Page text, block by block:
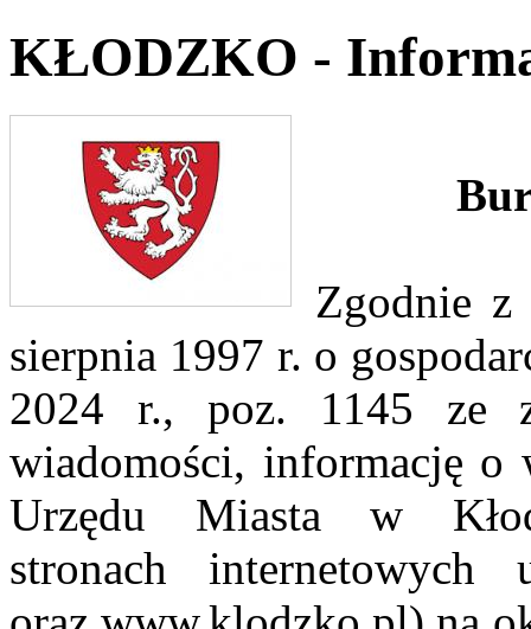
KŁODZKO -
Zgodnie
sierpnia 1997 r. o
2024 r., poz. 1145 ze
wiadomości, informację o
Urzędu Miasta w
stronach internetowych